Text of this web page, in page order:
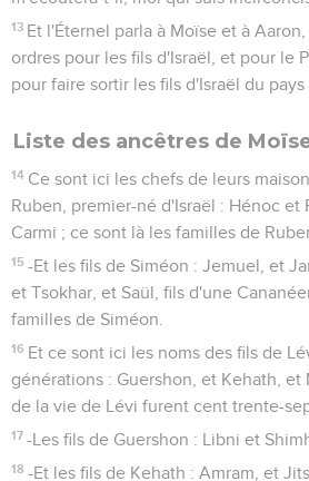
13 Et l'Éternel parla à Moïse et à
ordres pour les fils d'Israël, et pour le
pour faire sortir les fils d'Israël du pays
Liste des ancêtres de
14 Ce sont ici les chefs de leurs
Ruben, premier-né d'Israël : Hénoc et
Carmi ; ce sont là les familles de
15 -Et les fils de Siméon : Jemuel, et
et Tsokhar, et Saül, fils d'une
familles de Siméon.
16 Et ce sont ici les noms des fils de
générations : Guershon, et Kehath, et
de la vie de Lévi furent cent trente-
17 -Les fils de Guershon : Libni et
18 -Et les fils de Kehath : Amram, et